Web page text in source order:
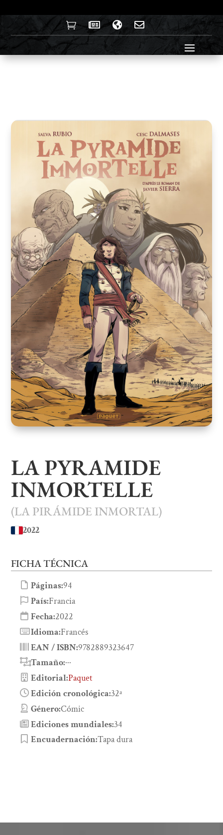
   
LA PYRAMIDE
INMORTELLE
(LA PIRÁMIDE INMORTAL)
2022
FICHA TÉCNICA
Páginas:94
País:Francia
Fecha:2022
Idioma:Francés
EAN / ISBN:9782889323647
Tamaño:···
Editorial:Paquet
Edición cronológica:32ª
Género:Cómic
Ediciones mundiales:34
Encuadernación:Tapa dura